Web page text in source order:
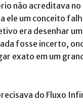
não acreditava no
ele um conceito
era desenhar
fosse incerto,
exato em um
do Fluxo